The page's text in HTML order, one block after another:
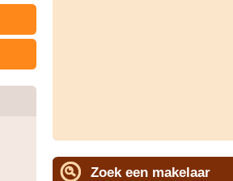
Zoek een makelaar